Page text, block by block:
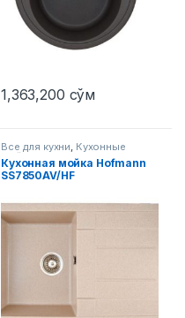
1,363,200 сўм
Все для кухни, Кухонные
мойки
Кухонная мойка Hofmann
SS7850AV/HF